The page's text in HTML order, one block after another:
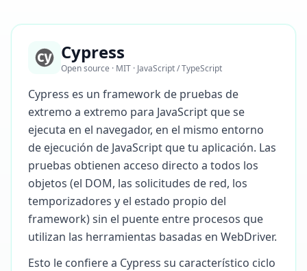
Cypress
Open source · MIT · JavaScript / TypeScript
Cypress es un framework de pruebas de
extremo a extremo para JavaScript que se
ejecuta en el navegador, en el mismo entorno
de ejecución de JavaScript que tu aplicación. Las
pruebas obtienen acceso directo a todos los
objetos (el DOM, las solicitudes de red, los
temporizadores y el estado propio del
framework) sin el puente entre procesos que
utilizan las herramientas basadas en WebDriver.
Esto le confiere a Cypress su característico ciclo